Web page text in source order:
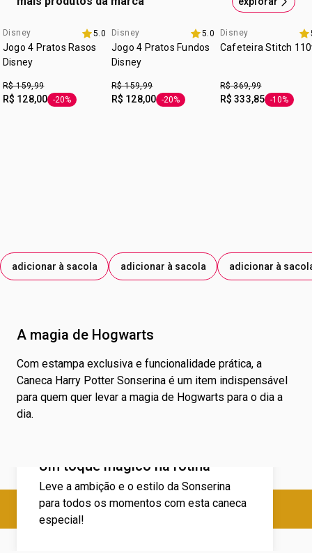
8.8 avon
Disney 5.0
Jogo 4 Pratos Rasos
Disney
R$ 159,99
R$ 128,00 etiqueta -20%
-20%
adicionar à sacola
8.8 avon
Disney 5.0
Jogo 4 Pratos Fundos
Disney
R$ 159,99
R$ 128,00 etiqueta -20%
-20%
adicionar à sacola
8.8 avon
Disney
Cafeteira Stitch
R$ 369,99
R$ 333,85 etiqueta -
-10%
adicionar à
A magia de Hogwarts
Com estampa exclusiva e funcionalidade prática, a
Caneca Harry Potter Sonserina é um item indispensável
para quem quer levar a magia de Hogwarts para o dia a
dia.
Um toque mágico na rotina
Leve a ambição e o estilo da Sonserina
para todos os momentos com esta caneca
especial!